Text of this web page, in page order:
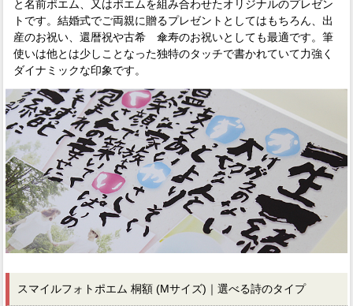
と名前ポエム、又はポエムを組み合わせたオリジナルのプレゼン
トです。結婚式でご両親に贈るプレゼントとしてはもちろん、出
産のお祝い、還暦祝や古希 傘寿のお祝いとしても最適です。筆
使いは他とは少しことなった独特のタッチで書かれていて力強く
ダイナミックな印象です。
スマイルフォトポエム 桐額 (Mサイズ)｜選べる詩のタイプ